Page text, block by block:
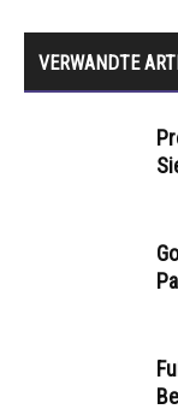
VERWANDTE